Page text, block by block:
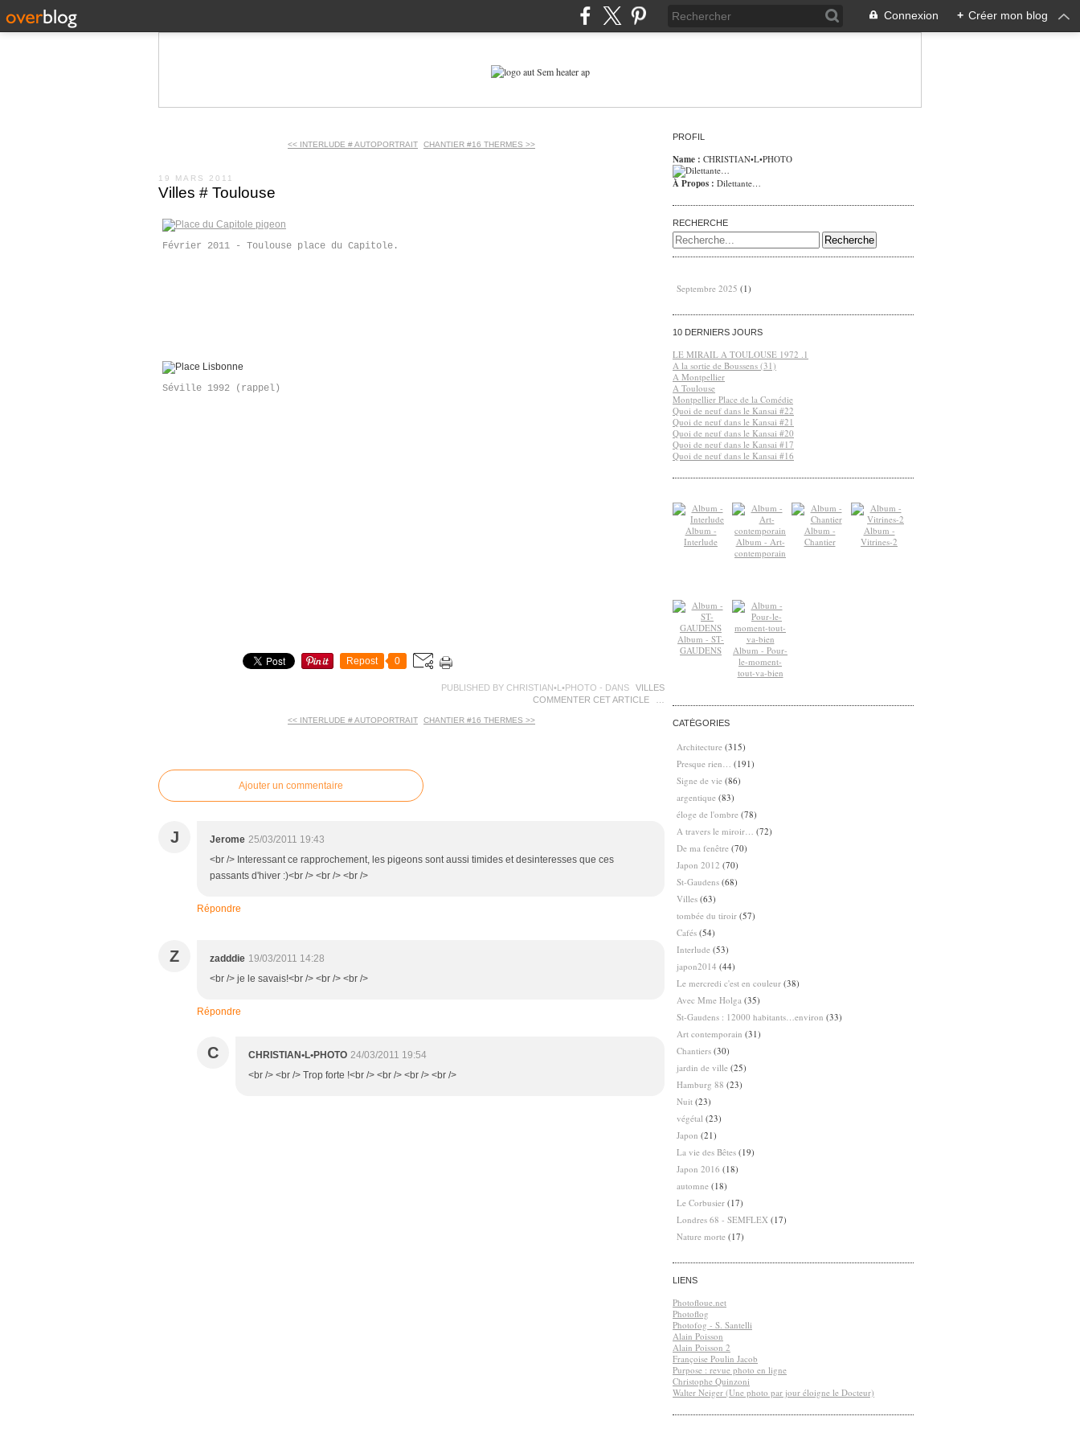
Connexion + Créer mon blog
<< INTERLUDE # AUTOPORTRAIT CHANTIER #16 THERMES >>
19 MARS 2011
Villes # Toulouse
Février 2011 - Toulouse place du Capitole.
Séville 1992 (rappel)
Repost 0
PUBLISHED BY CHRISTIAN•L•PHOTO - DANS
VILLES
COMMENTER CET ARTICLE
<< INTERLUDE # AUTOPORTRAIT CHANTIER #16 THERMES >>
Ajouter un commentaire
J Jerome 25/03/2011 19:43
<br /> Interessant ce rapprochement, les pigeons sont aussi timides et desinteresses que ces
passants d'hiver :)<br /> <br /> <br />
Répondre
Z zadddie 19/03/2011 14:28
<br /> je le savais!<br /> <br /> <br />
Répondre
C CHRISTIAN•L•PHOTO 24/03/2011 19:54
<br /> <br /> Trop forte !<br /> <br /> <br /> <br />
PROFIL
Name : CHRISTIAN•L•PHOTO
À Propos : Dilettante…
RECHERCHE
Septembre 2025 (1)
10 DERNIERS JOURS
LE MIRAIL A TOULOUSE 1972 .1
A la sortie de Boussens (31)
A Montpellier
A Toulouse
Montpellier Place de la Comédie
Quoi de neuf dans le Kansai #22
Quoi de neuf dans le Kansai #21
Quoi de neuf dans le Kansai #20
Quoi de neuf dans le Kansai #17
Quoi de neuf dans le Kansai #16
Album -
Interlude
Album - Art-
contemporain
Album -
Chantier
Album -
Vitrines-2
Album - ST-
GAUDENS
Album - Pour-
le-moment-
tout-va-bien
CATÉGORIES
Architecture (315)
Presque rien…
(191)
Signe de vie (86)
argentique (83)
éloge de l'ombre (78)
A travers le miroir…
(72)
De ma fenêtre (70)
Japon 2012 (70)
St-Gaudens (68)
Villes (63)
tombée du tiroir (57)
Cafés (54)
Interlude (53)
japon2014 (44)
Le mercredi c'est en couleur (38)
Avec Mme Holga (35)
St-Gaudens : 12000 habitants…environ (33)
Art contemporain (31)
Chantiers (30)
jardin de ville (25)
Hamburg 88 (23)
Nuit (23)
végétal (23)
Japon (21)
La vie des Bêtes (19)
Japon 2016 (18)
automne (18)
Le Corbusier (17)
Londres 68 - SEMFLEX (17)
Nature morte (17)
LIENS
Photofloue.net
Photoflog
Photofog - S. Santelli
Alain Poisson
Alain Poisson 2
Françoise Poulin Jacob
Purpose : revue photo en ligne
Christophe Quinzoni
Walter Neiger (Une photo par jour éloigne le Docteur)